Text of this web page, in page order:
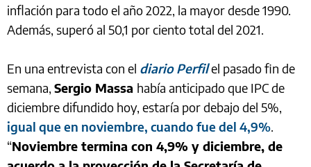
inflación para todo el año 2022, la mayor desde 1990.
Además, superó al 50,1 por ciento total del 2021.
En una entrevista con el diario Perfilel pasado fin de
semana, Sergio Massa había anticipado que IPC de
diciembre difundido hoy, estaría por debajo del 5%,
igual que en noviembre, cuando fue del 4,9%.
“Noviembre termina con 4,9% y diciembre, de